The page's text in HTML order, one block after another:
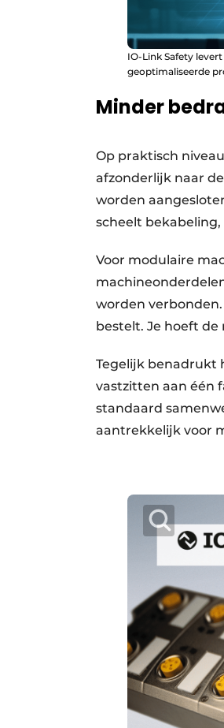
IO-Link Safety
geoptimaliseerde
Minder
Op praktisch
afzonderlijk naar
worden
scheelt
Voor modulaire
worden
bestelt. Je hoeft de
Tegelijk benadrukt
vastzitten aan één
standaard
aantrekkelijk voor